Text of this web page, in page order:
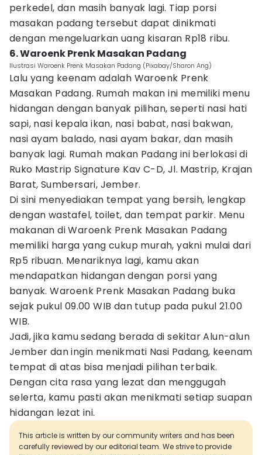
perkedel, dan masih banyak lagi. Tiap porsi
masakan padang tersebut dapat dinikmati
dengan mengeluarkan uang kisaran Rp18 ribu.
6. Waroenk Prenk Masakan Padang
Ilustrasi Waroenk Prenk Masakan Padang (Pixabay/Sharon Ang)
Lalu yang keenam adalah Waroenk Prenk
Masakan Padang. Rumah makan ini memiliki menu
hidangan dengan banyak pilihan, seperti nasi hati
sapi, nasi kepala ikan, nasi babat, nasi bakwan,
nasi ayam balado, nasi ayam bakar, dan masih
banyak lagi. Rumah makan Padang ini berlokasi di
Ruko Mastrip Signature Kav C-D, Jl. Mastrip, Krajan
Barat, Sumbersari, Jember.
Di sini menyediakan tempat yang bersih, lengkap
dengan wastafel, toilet, dan tempat parkir. Menu
makanan di Waroenk Prenk Masakan Padang
memiliki harga yang cukup murah, yakni mulai dari
Rp5 ribuan. Menariknya lagi, kamu akan
mendapatkan hidangan dengan porsi yang
banyak. Waroenk Prenk Masakan Padang buka
sejak pukul 09.00 WIB dan tutup pada pukul 21.00
WIB.
Jadi, jika kamu sedang berada di sekitar Alun-alun
Jember dan ingin menikmati Nasi Padang, keenam
tempat di atas bisa menjadi pilihan terbaik.
Dengan cita rasa yang lezat dan menggugah
selerta, kamu pasti akan menikmati setiap suapan
hidangan lezat ini.
This article is written by our community writers and has been
carefully reviewed by our editorial team. We strive to provide